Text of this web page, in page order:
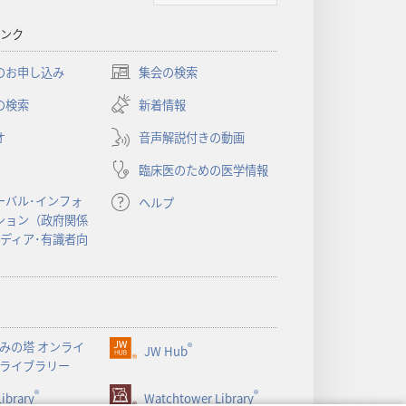
ク
お申し込み 集会の検索
（新
し
い
タ
ブ
で
開
く）
検索
新着情報
音声解説付きの動画
臨床医のための医学情報
バル･インフォ
ョン（政府関係
ィア･有識者向
ヘルプ
の塔 オンライ
イブラリー
JW Hub®
（新
い
® Watchtower Library®